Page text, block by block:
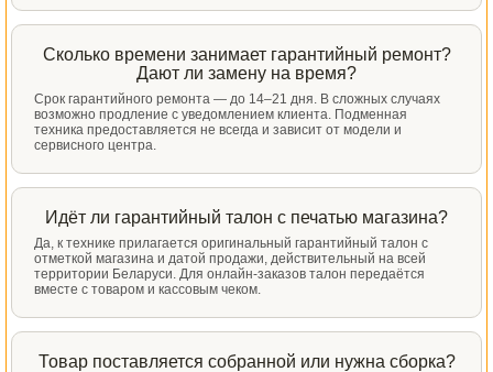
Сколько времени занимает гарантийный ремонт?
Дают ли замену на время?
Срок гарантийного ремонта — до 14–21 дня. В сложных случаях
возможно продление с уведомлением клиента. Подменная
техника предоставляется не всегда и зависит от модели и
сервисного центра.
Идёт ли гарантийный талон с печатью магазина?
Да, к технике прилагается оригинальный гарантийный талон с
отметкой магазина и датой продажи, действительный на всей
территории Беларуси. Для онлайн-заказов талон передаётся
вместе с товаром и кассовым чеком.
Товар поставляется собранной или нужна сборка?